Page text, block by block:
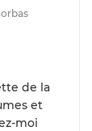
de la
et
moi